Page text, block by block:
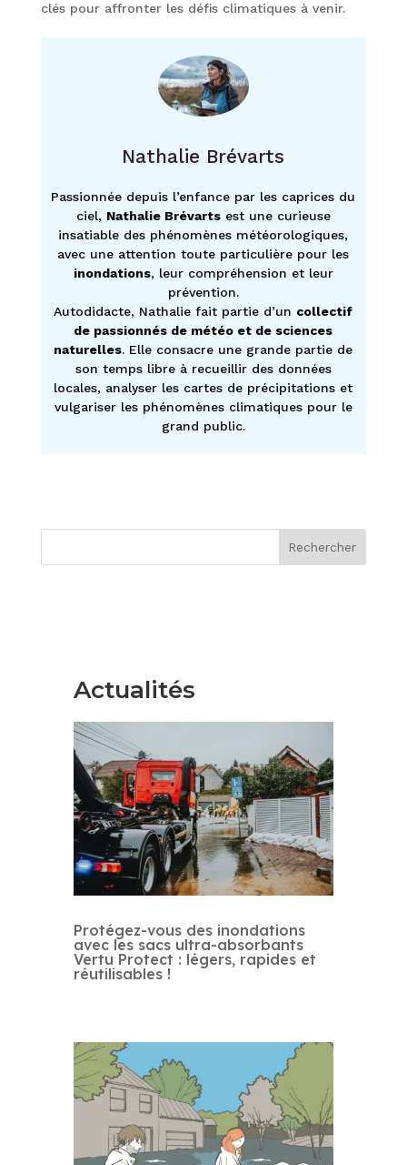
clés pour affronter les défis climatiques à venir.
Nathalie Brévarts
Passionnée depuis l’enfance par les caprices du
ciel, Nathalie Brévartsest une curieuse
insatiable des phénomènes météorologiques,
avec une attention toute particulière pour les
inondations, leur compréhension et leur
prévention.
Autodidacte, Nathalie fait partie d’un collectif
de passionnés de météo et de sciences
naturelles. Elle consacre une grande partie de
son temps libre à recueillir des données
locales, analyser les cartes de précipitations et
vulgariser les phénomènes climatiques pour le
grand public.
Rechercher
Actualités
Protégez-vous des inondations
avec les sacs ultra-absorbants
Vertu Protect : légers, rapides et
réutilisables !